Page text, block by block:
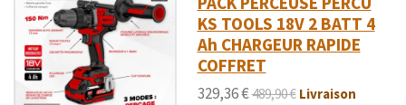
KS TOOLS 18V 2 BATT 4
Ah CHARGEUR RAPIDE
COFFRET
329,36 €489,90 € Livraison